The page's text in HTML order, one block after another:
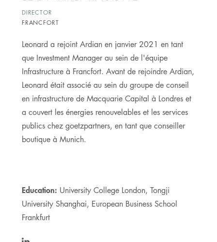
DIRECTOR
FRANCFORT
Leonard a rejoint Ardian en janvier 2021 en tant
que Investment Manager au sein de l'équipe
Infrastructure à Francfort. Avant de rejoindre Ardian,
Leonard était associé au sein du groupe de conseil
en infrastructure de Macquarie Capital à Londres et
a couvert les énergies renouvelables et les services
publics chez goetzpartners, en tant que conseiller
boutique à Munich.
Education: University College London, Tongji
University Shanghai, European Business School
Frankfurt